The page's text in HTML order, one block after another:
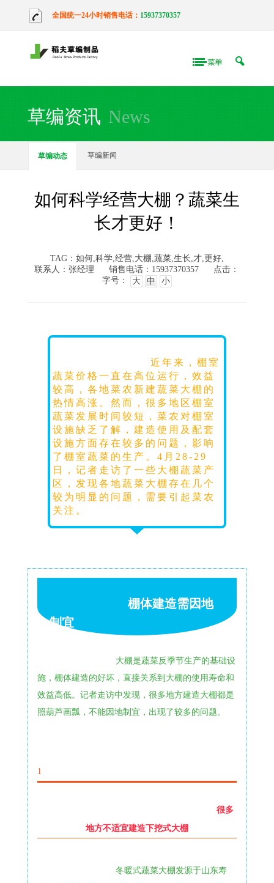
全国统一24小时销售电话： 15937370357
草编资讯 News
草编动态 草编新闻
如何科学经营大棚？蔬菜生
长才更好！
TAG：如何,科学,经营,大棚,蔬菜,生长,才,更好,
联系人：张经理
销售电话：15937370357
点击：
字号：
大 中 小
近年来，棚室
蔬菜价格一直在高位运行，效益
较高，各地菜农新建蔬菜大棚的
热情高涨。然而，很多地区棚室
蔬菜发展时间较短，菜农对棚室
设施缺乏了解，建造使用及配套
设施方面存在较多的问题，影响
了棚室蔬菜的生产。4月28-29
日，记者走访了一些大棚蔬菜产
区，发现各地蔬菜大棚存在几个
较为明显的问题，需要引起菜农
关注。
棚体建造需因地
制宜
大棚是蔬菜反季节生产的基础设
施，棚体建造的好坏，直接关系到大棚的使用寿命和
效益高低。记者走访中发现，很多地方建造大棚都是
照葫芦画瓢，不能因地制宜，出现了较多的问题。
1
很多
地方不适宜建造下挖式大棚
冬暖式蔬菜大棚发源于山东寿